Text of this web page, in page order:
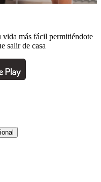
vida más fácil permitiéndote
salir de casa